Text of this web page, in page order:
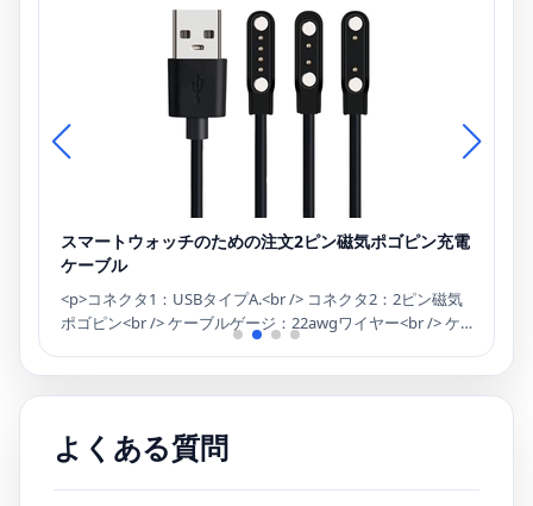
スマートウォッチのための注文2ピン磁気ポゴピン充電
ケーブル
<p>コネクタ1：USBタイプA.<br /> コネクタ2：2ピン磁気
ポゴピン<br /> ケーブルゲージ：22awgワイヤー<br /> ケ
ーブルの色：黒、赤、紫、緑、黄色、またはカスタマイズ
された色<br /> 長さ：15cm、45cm、1m、2mまたはオプ
ションの長さが受け入れられます<br /> 使用法：スマート
よくある質問